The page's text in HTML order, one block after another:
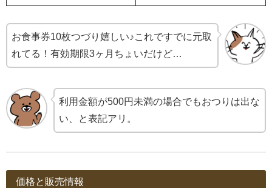
お食事券10枚つづり嬉しい♪これですでに元取
れてる！有効期限3ヶ月ちょいだけど…
利用金額が500円未満の場合でもおつりは出な
い、と表記アリ。
価格と販売情報